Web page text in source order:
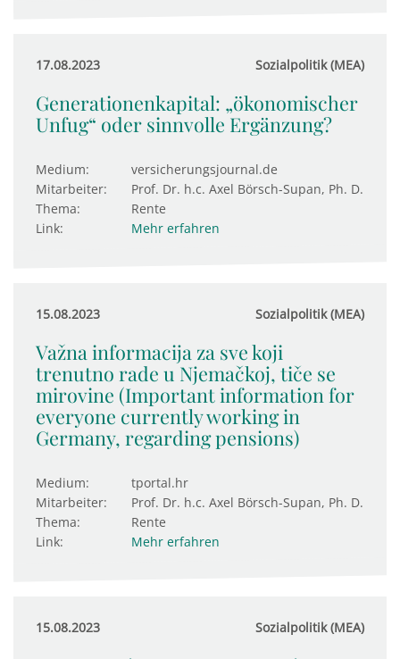
17.08.2023 Sozialpolitik (MEA)
Generationenkapital: „ökonomischer
Unfug“ oder sinnvolle Ergänzung?
Medium:
versicherungsjournal.de
Mitarbeiter:
Prof. Dr. h.c. Axel Börsch-Supan, Ph. D.
Thema:
Rente
Link:
Mehr erfahren
15.08.2023 Sozialpolitik (MEA)
Važna informacija za sve koji
trenutno rade u Njemačkoj, tiče se
mirovine (Important information for
everyone currently working in
Germany, regarding pensions)
Medium:
tportal.hr
Mitarbeiter:
Prof. Dr. h.c. Axel Börsch-Supan, Ph. D.
Thema:
Rente
Link:
Mehr erfahren
15.08.2023 Sozialpolitik (MEA)